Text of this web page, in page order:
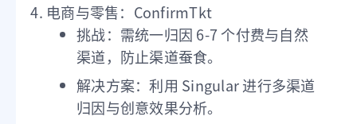
电商与零售：ConfirmTkt
挑战：需统一归因 6-7 个付费与自然
渠道，防止渠道蚕食。
解决方案：利用 Singular 进行多渠道
归因与创意效果分析。